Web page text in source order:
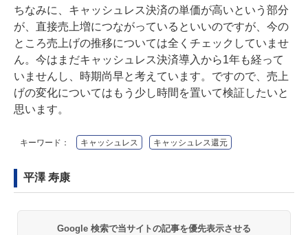
ちなみに、キャッシュレス決済の単価が高いという部分
が、直接売上増につながっているといいのですが、今の
ところ売上げの推移については全くチェックしていませ
ん。今はまだキャッシュレス決済導入から1年も経って
いませんし、時期尚早と考えています。ですので、売上
げの変化についてはもう少し時間を置いて検証したいと
思います。
キーワード： キャッシュレス キャッシュレス還元
平澤 寿康
Google 検索で当サイトの記事を優先表示させる